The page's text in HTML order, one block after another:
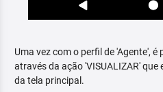
Uma vez com o perfil de 'Agente',
através da ação 'VISUALIZAR'
da tela principal.